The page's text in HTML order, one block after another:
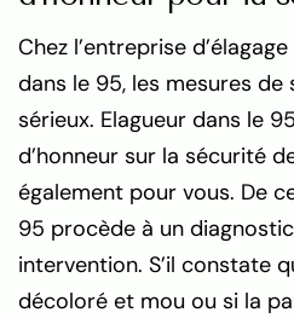
Chez l’entreprise
dans le 95, les mesures
sérieux. Elagueur dans le
d’honneur sur la sécurité
également pour vous. De
95 procède à un
intervention. S’il constate
décoloré et mou ou si la